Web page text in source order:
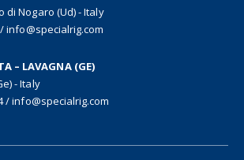
di Nogaro (Ud) - Italy
/info@specialrig.com
– LAVAGNA (GE)
- Italy
/info@specialrig.com